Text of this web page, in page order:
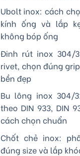
Ubolt inox: cách
kính ống và lắp
không bóp ống
Đinh rút inox 304/
rivet, chọn đúng
bền đẹp
Bu lông inox 304/
theo DIN 933, DIN
cách chọn chuẩn
Chốt chẻ inox:
đúng size và lắp